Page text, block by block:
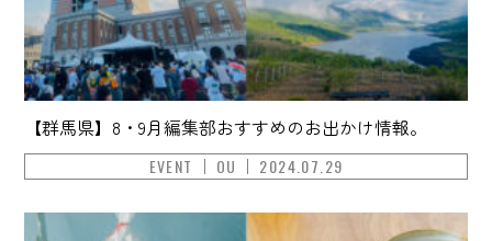
【群馬県】8・9月編集部おすすめのお出かけ情報。
EVENT OU 2024.07.29